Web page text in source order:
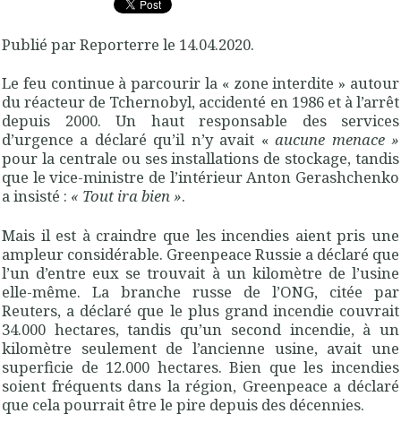
Publié par Reporterre le 14.04.2020.
Le feu continue à parcourir la « zone interdite » autour
du réacteur de Tchernobyl, accidenté en 1986 et à l’arrêt
depuis 2000. Un haut responsable des services
d’urgence a déclaré qu’il n’y avait « aucune menace »
pour la centrale ou ses installations de stockage, tandis
que le vice-ministre de l’intérieur Anton Gerashchenko
a insisté : « Tout ira bien».
Mais il est à craindre que les incendies aient pris une
ampleur considérable. Greenpeace Russie a déclaré que
l’un d’entre eux se trouvait à un kilomètre de l’usine
elle-même. La branche russe de l’ONG, citée par
Reuters, a déclaré que le plus grand incendie couvrait
34.000 hectares, tandis qu’un second incendie, à un
kilomètre seulement de l’ancienne usine, avait une
superficie de 12.000 hectares. Bien que les incendies
soient fréquents dans la région, Greenpeace a déclaré
que cela pourrait être le pire depuis des décennies.